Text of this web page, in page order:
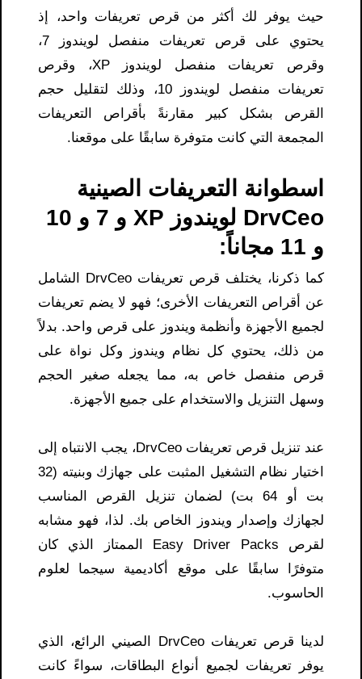
حيث يوفر لك أكثر من قرص تعريفات واحد، إذ
يحتوي على قرص تعريفات منفصل لويندوز 7،
وقرص تعريفات منفصل لويندوز XP، وقرص
تعريفات منفصل لويندوز 10، وذلك لتقليل حجم
القرص بشكل كبير مقارنةً بأقراص التعريفات
المجمعة التي كانت متوفرة سابقًا على موقعنا.
اسطوانة التعريفات الصينية
DrvCeo لويندوز XP و 7 و 10
و 11 مجاناً:
كما ذكرنا، يختلف قرص تعريفات DrvCeo الشامل
عن أقراص التعريفات الأخرى؛ فهو لا يضم تعريفات
لجميع الأجهزة وأنظمة ويندوز على قرص واحد. بدلاً
من ذلك، يحتوي كل نظام ويندوز وكل نواة على
قرص منفصل خاص به، مما يجعله صغير الحجم
وسهل التنزيل والاستخدام على جميع الأجهزة.
عند تنزيل قرص تعريفات DrvCeo، يجب الانتباه إلى
اختيار نظام التشغيل المثبت على جهازك وبنيته (32
بت أو 64 بت) لضمان تنزيل القرص المناسب
لجهازك وإصدار ويندوز الخاص بك. لذا، فهو مشابه
لقرص Easy Driver Packs الممتاز الذي كان
متوفرًا سابقًا على موقع أكاديمية سيجما لعلوم
الحاسوب.
لدينا قرص تعريفات DrvCeo الصيني الرائع، الذي
يوفر تعريفات لجميع أنواع البطاقات، سواءً كانت